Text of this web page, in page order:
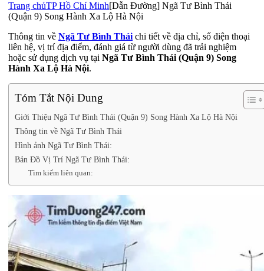
Trang chủTP Hồ Chí Minh[Dẫn Đường] Ngã Tư Bình Thái
(Quận 9) Song Hành Xa Lộ Hà Nội
Thông tin về Ngã Tư Bình Thái chi tiết về địa chỉ, số điện thoại
liên hệ, vị trí địa điểm, đánh giá từ người dùng đã trải nghiệm
hoặc sử dụng dịch vụ tại Ngã Tư Bình Thái (Quận 9) Song
Hành Xa Lộ Hà Nội.
Tóm Tắt Nội Dung
Giới Thiệu Ngã Tư Bình Thái (Quận 9) Song Hành Xa Lộ Hà Nội
Thông tin về Ngã Tư Bình Thái
Hình ảnh Ngã Tư Bình Thái:
Bản Đồ Vị Trí Ngã Tư Bình Thái:
Tìm kiếm liên quan: